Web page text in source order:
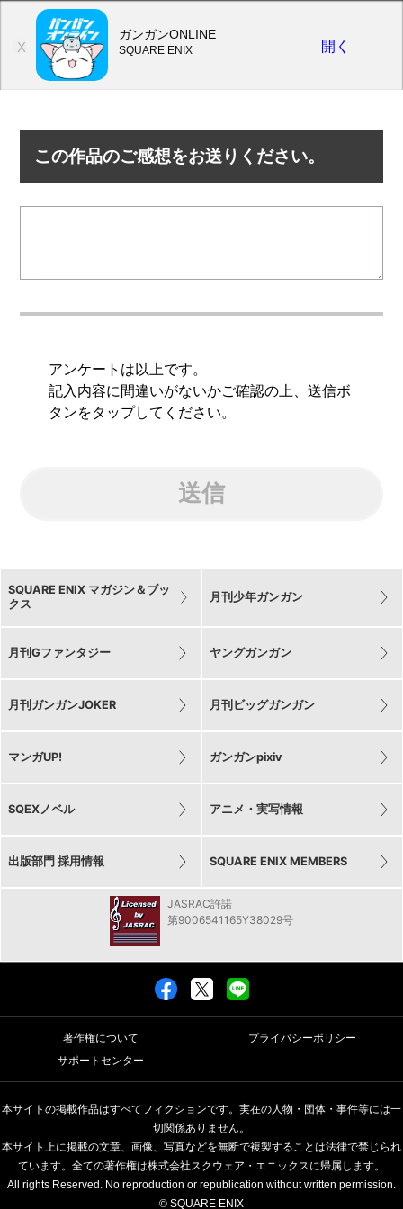
この作品のご感想をお送りください。
アンケートは以上です。
記入内容に間違いがないかご確認の上、送信ボ
タンをタップしてください。
送信
SQUARE ENIX マガジン＆ブッ
クス
月刊少年ガンガン
月刊Gファンタジー ヤングガンガン
月刊ガンガンJOKER 月刊ビッグガンガン
マンガUP! ガンガンpixiv
SQEXノベル アニメ・実写情報
出版部門 採用情報 SQUARE ENIX MEMBERS
JASRAC許諾
第9006541165Y38029号
著作権について
プライバシーポリシー
サポートセンター
本サイトの掲載作品はすべてフィクションです。実在の人物・団体・事件等には一
切関係ありません。
本サイト上に掲載の文章、画像、写真などを無断で複製することは法律で禁じられ
ています。全ての著作権は株式会社スクウェア・エニックスに帰属します。
All rights Reserved. No reproduction or republication without written permission.
© SQUARE ENIX
X
ガンガンONLINE
SQUARE ENIX 開く